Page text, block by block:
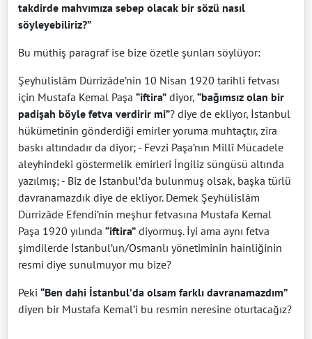
takdirde mahvımıza sebep olacak bir sözü nasıl
söyleyebiliriz?”
Bu müthiş paragraf ise bize özetle şunları söylüyor:
Şeyhülislâm Dürrizâde’nin 10 Nisan 1920 tarihli fetvası
için Mustafa Kemal Paşa “iftira” diyor, “bağımsız olan bir
padişah böyle fetva verdirir mi”? diye de ekliyor, İstanbul
hükümetinin gönderdiği emirler yoruma muhtaçtır, zira
baskı altındadır da diyor; - Fevzi Paşa’nın Millî Mücadele
aleyhindeki göstermelik emirleri İngiliz süngüsü altında
yazılmış; - Biz de İstanbul’da bulunmuş olsak, başka türlü
davranamazdık diye de ekliyor. Demek Şeyhülislâm
Dürrizâde Efendi’nin meşhur fetvasına Mustafa Kemal
Paşa 1920 yılında “iftira” diyormuş. İyi ama aynı fetva
şimdilerde İstanbul’un/Osmanlı yönetiminin hainliğinin
resmi diye sunulmuyor mu bize?
Peki “Ben dahi İstanbul’da olsam farklı davranamazdım”
diyen bir Mustafa Kemal’i bu resmin neresine oturtacağız?